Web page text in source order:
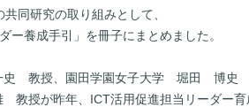
同研究の取り組みとして、
ー養成手引」を冊子にまとめました。
教授、園田学園女子大学 堀田 博史
授が昨年、ICT活用促進担当リーダー育